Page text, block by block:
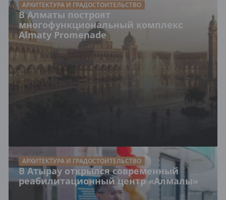
АРХИТЕКТУРА И ГРАДОСТОИТЕЛЬСТВО
В Алматы построят
многофункциональный комплекс
Almaty Promenade
АРХИТЕКТУРА И ГРАДОСТОИТЕЛЬСТВО
В Атырау открылся современный
реабилитационный центр «Алмалы»